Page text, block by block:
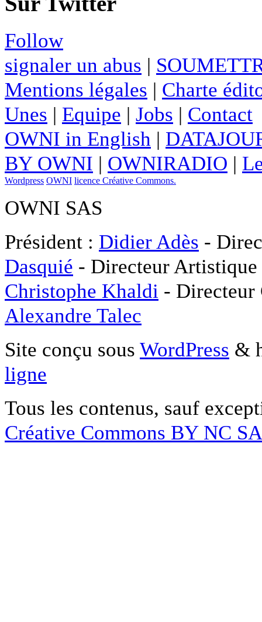
Follow
signaler un abus |
Mentions légales | Charte
Unes | Equipe | Jobs | Contact
OWNI in English |
BY OWNI | OWNIRADIO |
Wordpress OWNI licence Créative Commons.
OWNI SAS
Président : Didier Adès -
Dasquié - Directeur
Christophe Khaldi -
Alexandre Talec
Site conçu sous WordPress &
ligne
Tous les contenus, sauf
Créative Commons BY NC SA